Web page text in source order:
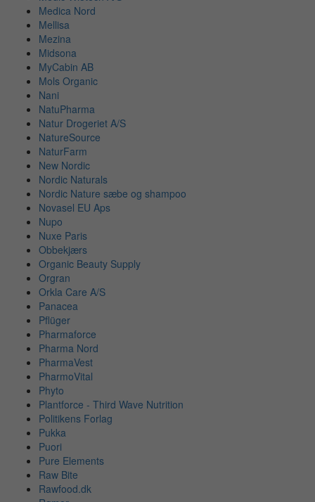
Medica Nord
Mellisa
Mezina
Midsona
MyCabin AB
Mols Organic
Nani
NatuPharma
Natur Drogeriet A/S
NatureSource
NaturFarm
New Nordic
Nordic Naturals
Nordic Nature sæbe og shampoo
Novasel EU Aps
Nupo
Nuxe Paris
Obbekjærs
Organic Beauty Supply
Orgran
Orkla Care A/S
Panacea
Pflüger
Pharmaforce
Pharma Nord
PharmaVest
PharmoVital
Phyto
Plantforce - Third Wave Nutrition
Politikens Forlag
Pukka
Puori
Pure Elements
Raw Bite
Rawfood.dk